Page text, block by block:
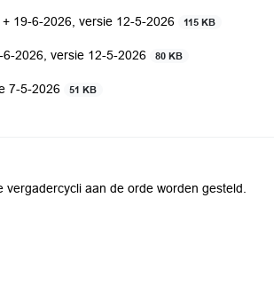
19-6-2026, versie 12-5-2026
115 KB
2026, versie 12-5-2026 80 KB
7-5-2026 51 KB
aan de orde worden gesteld.